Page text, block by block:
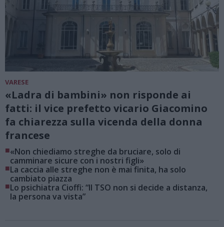
VARESE
«Ladra di bambini» non risponde ai
fatti: il vice prefetto vicario Giacomino
fa chiarezza sulla vicenda della donna
francese
■«Non chiediamo streghe da bruciare, solo di
camminare sicure con i nostri figli»
■La caccia alle streghe non è mai finita, ha solo
cambiato piazza
■Lo psichiatra Cioffi: “Il TSO non si decide a distanza,
la persona va vista”